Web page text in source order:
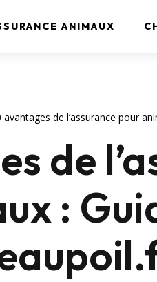
ANIMAUX
avantages de l’assurance pour
de
: